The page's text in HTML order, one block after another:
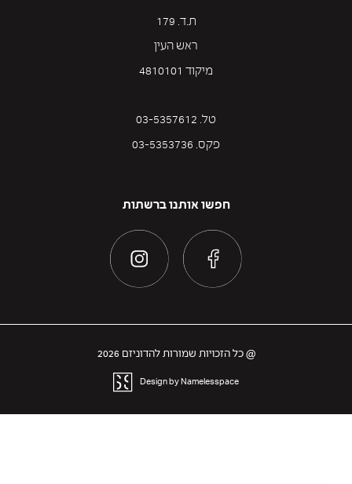
ת.ד. 179
ראש העין
מיקוד 4810101
טל. 03-5357612
פקס. 03-5353736
חפשו אותנו ברשתות
@ כל הזכויות שמורות להדוניזם 2026
Design by Namelesspace